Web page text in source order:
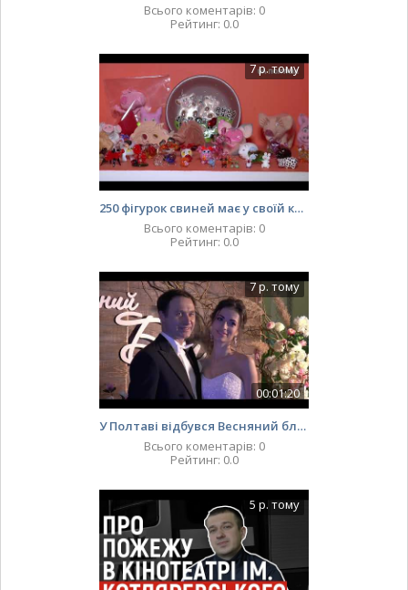
Всього коментарів: 0
Рейтинг: 0.0
7 р. тому
250 фігурок свиней має у своїй колекції полтавка Світлана Гуськова
Всього коментарів: 0
Рейтинг: 0.0
7 р. тому
00:01:20
У Полтаві відбувся Весняний благодійний бал
Всього коментарів: 0
Рейтинг: 0.0
5 р. тому